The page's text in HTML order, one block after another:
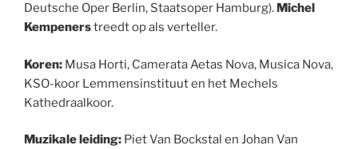
Deutsche Oper Berlin, Staatsoper Hamburg). Michel
Kempenerstreedt op als verteller.
Koren: Musa Horti, Camerata Aetas Nova, Musica Nova,
KSO-koor Lemmensinstituut en het Mechels
Kathedraalkoor.
Muzikale leiding: Piet Van Bockstal en Johan Van